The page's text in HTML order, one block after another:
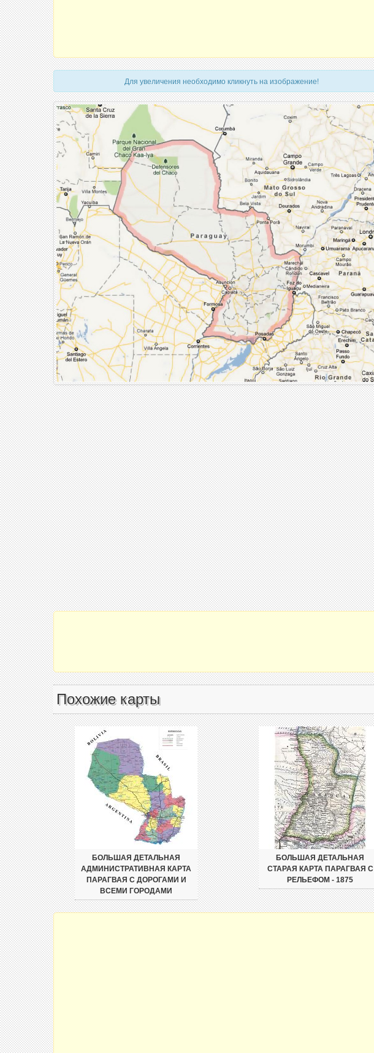
Для увеличения необходимо кликнуть на изображение!
Похожие карты
БОЛЬШАЯ ДЕТАЛЬНАЯ
АДМИНИСТРАТИВНАЯ КАРТА
ПАРАГВАЯ С ДОРОГАМИ И
ВСЕМИ ГОРОДАМИ
БОЛЬШАЯ ДЕТАЛЬНАЯ
СТАРАЯ КАРТА ПАРАГВАЯ С
РЕЛЬЕФОМ - 1875